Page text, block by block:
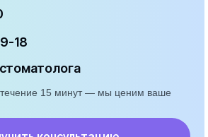
18
15 минут — мы ценим ваше